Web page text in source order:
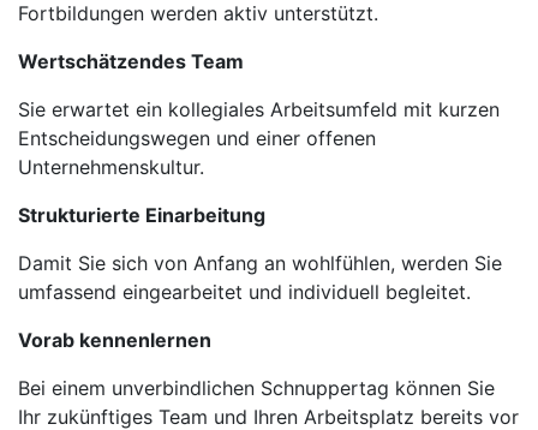
Fortbildungen werden aktiv unterstützt.
Wertschätzendes Team
Sie erwartet ein kollegiales Arbeitsumfeld mit kurzen
Entscheidungswegen und einer offenen
Unternehmenskultur.
Strukturierte Einarbeitung
Damit Sie sich von Anfang an wohlfühlen, werden Sie
umfassend eingearbeitet und individuell begleitet.
Vorab kennenlernen
Bei einem unverbindlichen Schnuppertag können Sie
Ihr zukünftiges Team und Ihren Arbeitsplatz bereits vor